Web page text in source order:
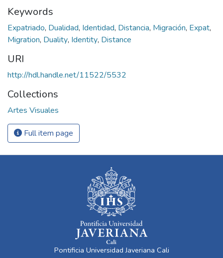
Keywords
Expatriado, Dualidad, Identidad, Distancia, Migración, Expat,
Migration, Duality, Identity, Distance
URI
http://hdl.handle.net/11522/5532
Collections
Artes Visuales
Full item page
Pontificia Universidad Javeriana Cali